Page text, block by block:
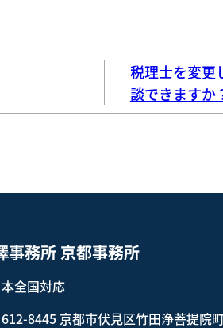
税理士を変更
談できますか
事務所 京都事務所
全国対応
8445 京都市伏見区竹田浄菩提院